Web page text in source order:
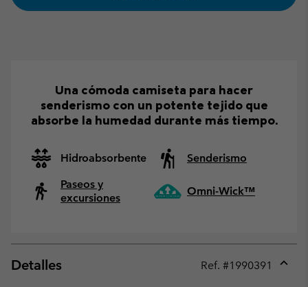
Una cómoda camiseta para hacer
senderismo con un potente tejido que
absorbe la humedad durante más tiempo.
Hidroabsorbente
Senderismo
Paseos y
excursiones
Omni-Wick™
Detalles Ref. #1990391